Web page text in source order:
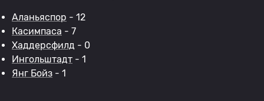
Аланьяспор - 12
Касимпаса - 7
Хаддерсфилд - 0
Ингольштадт - 1
Янг Бойз - 1